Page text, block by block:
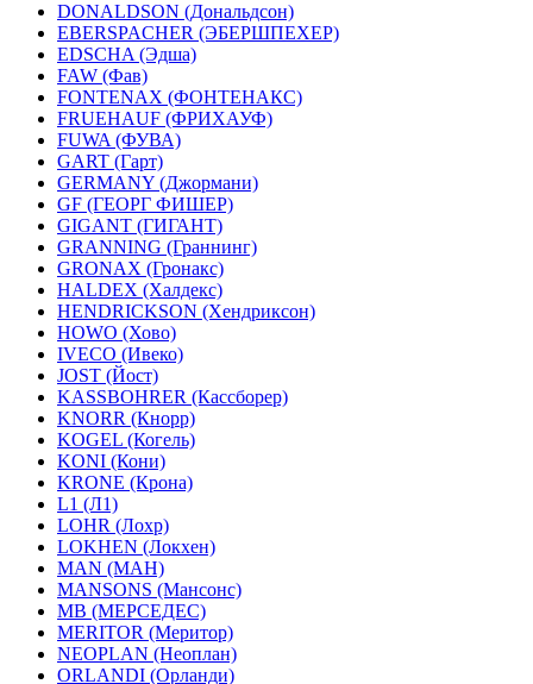
DONALDSON (Дональдсон)
EBERSPACHER (ЭБЕРШПЕХЕР)
EDSCHA (Эдша)
FAW (Фав)
FONTENAX (ФОНТЕНАКС)
FRUEHAUF (ФРИХАУФ)
FUWA (ФУВА)
GART (Гарт)
GERMANY (Джормани)
GF (ГЕОРГ ФИШЕР)
GIGANT (ГИГАНТ)
GRANNING (Граннинг)
GRONAX (Гронакс)
HALDEX (Халдекс)
HENDRICKSON (Хендриксон)
HOWO (Хово)
IVECO (Ивеко)
JOST (Йост)
KASSBOHRER (Касcборер)
KNORR (Кнорр)
KOGEL (Когель)
KONI (Кони)
KRONE (Крона)
L1 (Л1)
LOHR (Лохр)
LOKHEN (Локхен)
MAN (МАН)
MANSONS (Мансонс)
MB (МЕРСЕДЕС)
MERITOR (Меритор)
NEOPLAN (Неоплан)
ORLANDI (Орланди)